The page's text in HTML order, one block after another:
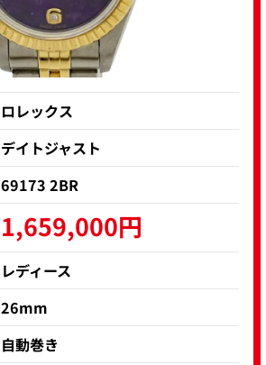
ロレックス
デイトジャスト
69173 2BR
1,659,000円
レディース
26mm
自動巻き